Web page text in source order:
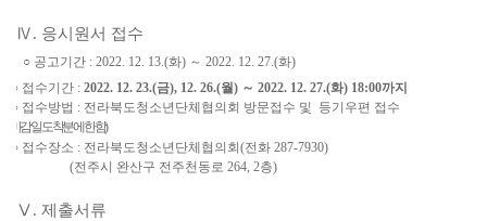
Ⅳ. 응시원서 접수
○ 공고기간 : 2022. 12. 13.(화) ～ 2022. 12. 27.(화)
접수기간 :2022. 12. 23.(금), 12. 26.(월) ～2022. 12. 27.(화) 18:00까지
접수방법 : 전라북도청소년단체협의회 방문접수 및 등기우편 접수
마감일 도착분에 한함)
접수장소 : 전라북도청소년단체협의회(전화287-7930)
전주시 완산구 전주천동로 264, 2층)
Ⅴ. 제출서류